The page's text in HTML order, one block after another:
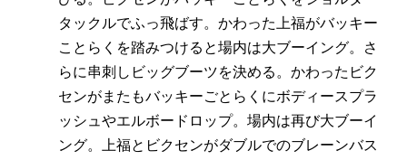
タックルでふっ飛ばす。かわった上福がバッキー
ことらくを踏みつけると場内は大ブーイング。さ
らに串刺しビッグブーツを決める。かわったビク
センがまたもバッキーごとらくにボディースプラ
ッシュやエルボードロップ。場内は再び大ブーイ
ング。上福とビクセンがダブルでのブレーンバス